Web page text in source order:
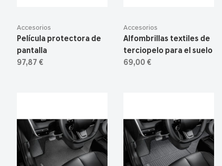
Accesorios
Película protectora de
pantalla
97,87 €
Accesorios
Alfombrillas textiles de
terciopelo para el suelo
69,00 €